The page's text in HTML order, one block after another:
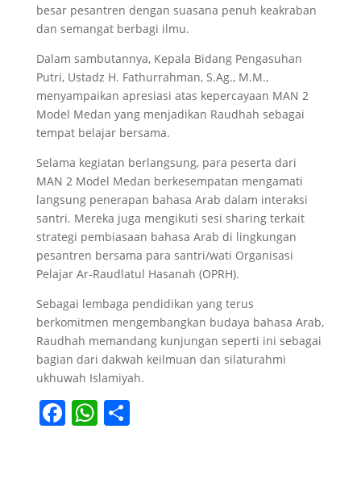
besar pesantren dengan suasana penuh keakraban
dan semangat berbagi ilmu.
Dalam sambutannya, Kepala Bidang Pengasuhan
Putri, Ustadz H. Fathurrahman, S.Ag., M.M.,
menyampaikan apresiasi atas kepercayaan MAN 2
Model Medan yang menjadikan Raudhah sebagai
tempat belajar bersama.
Selama kegiatan berlangsung, para peserta dari
MAN 2 Model Medan berkesempatan mengamati
langsung penerapan bahasa Arab dalam interaksi
santri. Mereka juga mengikuti sesi sharing terkait
strategi pembiasaan bahasa Arab di lingkungan
pesantren bersama para santri/wati Organisasi
Pelajar Ar-Raudlatul Hasanah (OPRH).
Sebagai lembaga pendidikan yang terus
berkomitmen mengembangkan budaya bahasa Arab,
Raudhah memandang kunjungan seperti ini sebagai
bagian dari dakwah keilmuan dan silaturahmi
ukhuwah Islamiyah.
F W S